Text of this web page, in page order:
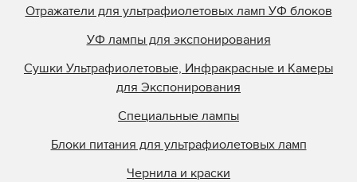
Отражатели для ультрафиолетовых ламп УФ блоков
УФ лампы для экспонирования
Сушки Ультрафиолетовые, Инфракрасные и Камеры
для Экспонирования
Специальные лампы
Блоки питания для ультрафиолетовых ламп
Чернила и краски